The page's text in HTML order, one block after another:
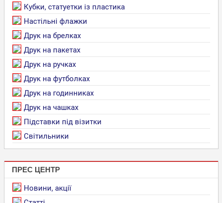
Кубки, статуетки із пластика
Настільні флажки
Друк на брелках
Друк на пакетах
Друк на ручках
Друк на футболках
Друк на годинниках
Друк на чашках
Підставки під візитки
Світильники
ПРЕС ЦЕНТР
Новини, акції